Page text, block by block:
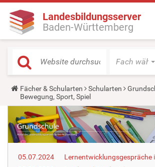
Landesbildungsserver
Baden-Württemberg
Fach
Y
o
u
r
e
h
e
e
Fächer & Schularten Schularten
Bewegung, Sport, Spiel
05.07.2024
Lernentwicklungsgespräche